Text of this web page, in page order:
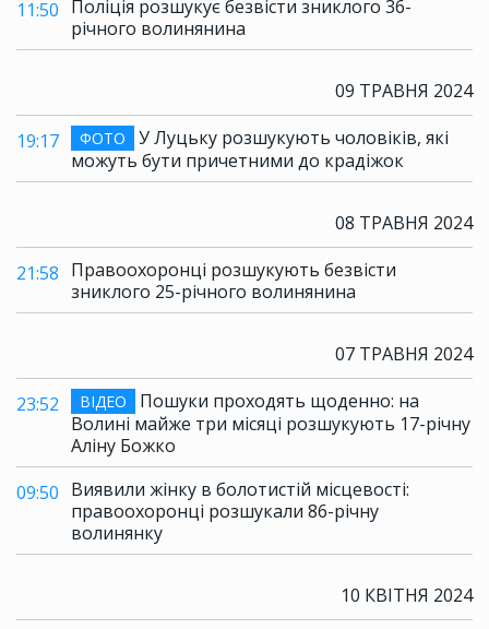
11:50
Поліція розшукує безвісти зниклого 36-
річного волинянина
09 ТРАВНЯ 2024
19:17 ФОТО
У Луцьку розшукують чоловіків, які
можуть бути причетними до крадіжок
08 ТРАВНЯ 2024
21:58 Правоохоронці розшукують безвісти
зниклого 25-річного волинянина
07 ТРАВНЯ 2024
23:52 ВІДЕО
Пошуки проходять щоденно: на
Волині майже три місяці розшукують 17-річну
Аліну Божко
09:50 Виявили жінку в болотистій місцевості:
правоохоронці розшукали 86-річну
волинянку
10 КВІТНЯ 2024